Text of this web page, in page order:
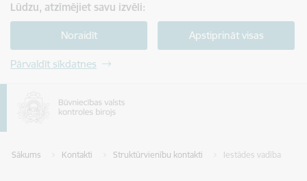
Lūdzu, atzīmējiet savu izvēli:
Noraidīt Apstiprināt visas
Pārvaldīt sīkdatnes
Sākums Kontakti Struktūrvienību kontakti Iestādes vadība